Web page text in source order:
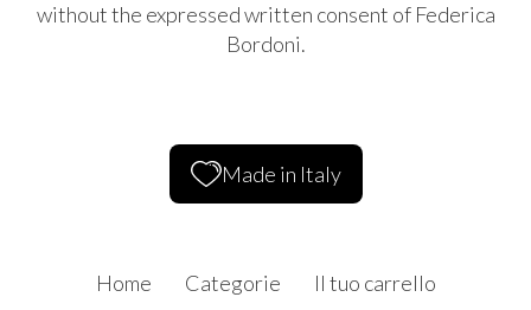
without the expressed written consent of Federica
Bordoni.
Made in Italy
Home Categorie
Il tuo carrello